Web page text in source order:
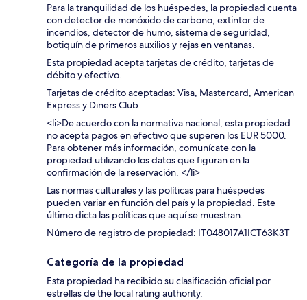
Para la tranquilidad de los huéspedes, la propiedad cuenta
con detector de monóxido de carbono, extintor de
incendios, detector de humo, sistema de seguridad,
botiquín de primeros auxilios y rejas en ventanas.
Esta propiedad acepta tarjetas de crédito, tarjetas de
débito y efectivo.
Tarjetas de crédito aceptadas: Visa, Mastercard, American
Express y Diners Club
<li>De acuerdo con la normativa nacional, esta propiedad
no acepta pagos en efectivo que superen los EUR 5000.
Para obtener más información, comunícate con la
propiedad utilizando los datos que figuran en la
confirmación de la reservación. </li>
Las normas culturales y las políticas para huéspedes
pueden variar en función del país y la propiedad. Este
último dicta las políticas que aquí se muestran.
Número de registro de propiedad: IT048017A1ICT63K3T
Categoría de la propiedad
Esta propiedad ha recibido su clasificación oficial por
estrellas de the local rating authority.